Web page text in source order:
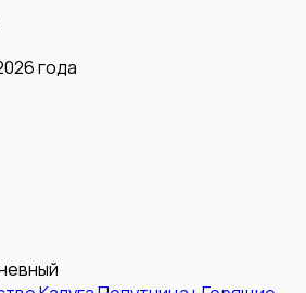
года